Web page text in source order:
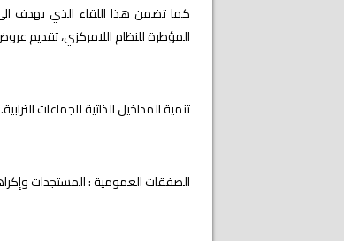
كما تضمن هذا اللقاء الذي يهدف
المؤطرة للنظام اللامركزي، تقديم
تنمية المداخيل الذاتية للجماعات الترابية.
الصفقات العمومية : المستجدات